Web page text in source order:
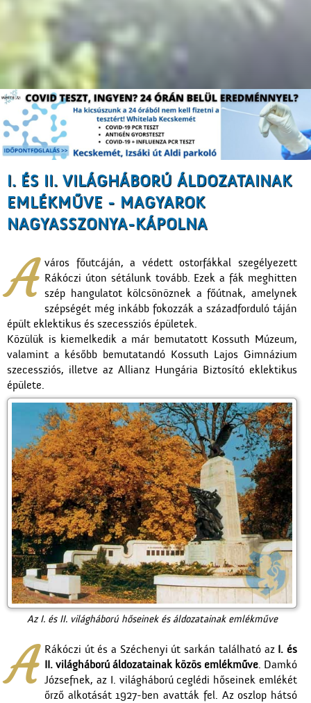
I. ÉS II. VILÁGHÁBORÚ ÁLDOZATAINAK
EMLÉKMŰVE - MAGYAROK
NAGYASSZONYA-KÁPOLNA
A város főutcáján, a védett ostorfákkal szegélyezett
Rákóczi úton sétálunk tovább. Ezek a fák meghitten
szép hangulatot kölcsönöznek a főútnak, amelynek
szépségét még inkább fokozzák a századforduló táján
épült eklektikus és szecessziós épületek.
Közülük is kiemelkedik a már bemutatott Kossuth Múzeum,
valamint a később bemutatandó Kossuth Lajos Gimnázium
szecessziós, illetve az Allianz Hungária Biztosító eklektikus
épülete.
Az I. és II. világháború hőseinek és áldozatainak emlékműve
A Rákóczi út és a Széchenyi út sarkán található az I. és
II. világháború áldozatainak közös emlékműve . Damkó
Józsefnek, az I. világháború ceglédi hőseinek emlékét
őrző alkotását 1927-ben avatták fel. Az oszlop hátsó